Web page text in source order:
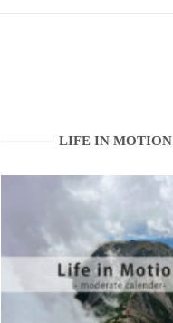
LIFE IN MOTION